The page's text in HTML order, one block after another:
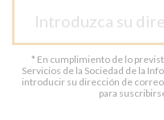
* En cumplimiento de lo
Servicios de la Sociedad de la
introducir su dirección de
para